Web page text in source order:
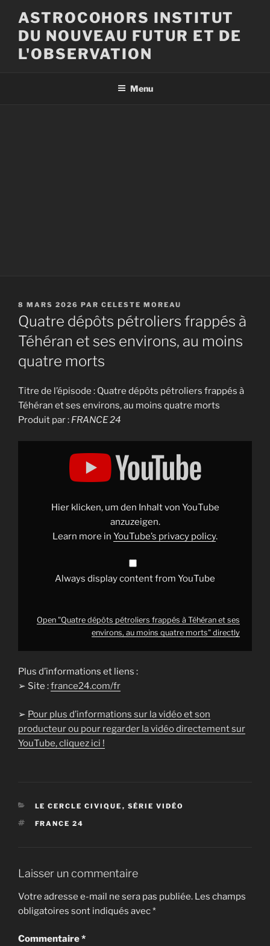
contenu
principal
ASTROCOHORS INSTITUT
DU NOUVEAU FUTUR ET DE
L'OBSERVATION
Menu
PUBLIÉ
LE
8 MARS 2026 PAR CELESTE MOREAU
Quatre dépôts pétroliers frappés à
Téhéran et ses environs, au moins
quatre morts
Titre de l’épisode : Quatre dépôts pétroliers frappés à
Téhéran et ses environs, au moins quatre morts
Produit par : FRANCE 24
Display
Hier klicken, um den Inhalt von YouTube
anzuzeigen.
Learn more in YouTube’s privacy policy.
Always display content from YouTube
Open "Quatre dépôts pétroliers frappés à Téhéran et ses
environs, au moins quatre morts" directly
Plus d’informations et liens :
➢ Site :france24.com/fr
➢ Pour plus d’informations sur la vidéo et son
producteur ou pour regarder la vidéo directement sur
YouTube, cliquez ici !
CATÉGORIES
LE CERCLE CIVIQUE , SÉRIE VIDÉO
ÉTIQUETTES
FRANCE 24
Laisser un commentaire
Votre adresse e-mail ne sera pas publiée. Les champs
obligatoires sont indiqués avec*
Commentaire*